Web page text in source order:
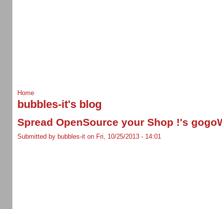
Home
bubbles-it's blog
Spread OpenSource your Shop !'s
Submitted by bubbles-it on Fri, 10/25/2013 - 14:01